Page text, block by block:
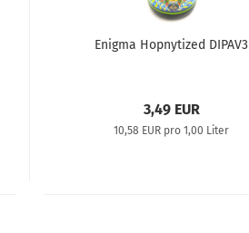
Enigma Hopnytized DIPAV3
3,49 EUR
10,58 EUR pro 1,00 Liter